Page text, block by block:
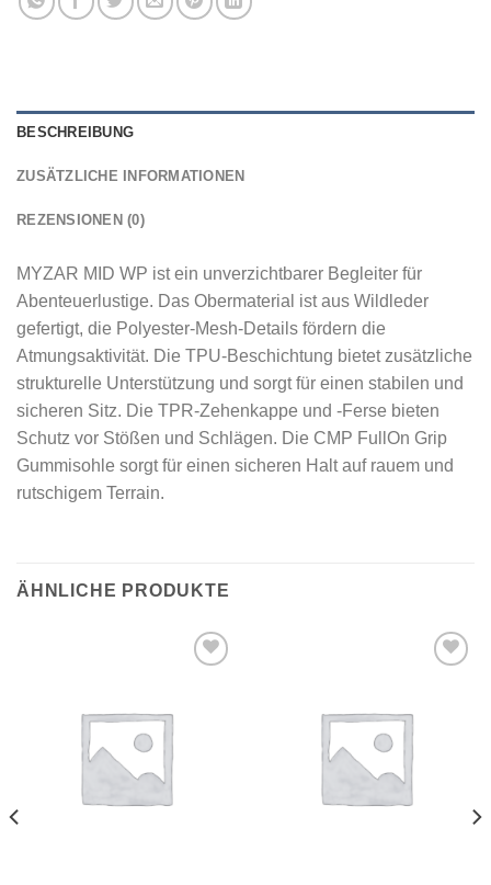
BESCHREIBUNG
ZUSÄTZLICHE INFORMATIONEN
REZENSIONEN (0)
MYZAR MID WP ist ein unverzichtbarer Begleiter für
Abenteuerlustige. Das Obermaterial ist aus Wildleder
gefertigt, die Polyester-Mesh-Details fördern die
Atmungsaktivität. Die TPU-Beschichtung bietet zusätzliche
strukturelle Unterstützung und sorgt für einen stabilen und
sicheren Sitz. Die TPR-Zehenkappe und -Ferse bieten
Schutz vor Stößen und Schlägen. Die CMP FullOn Grip
Gummisohle sorgt für einen sicheren Halt auf rauem und
rutschigem Terrain.
ÄHNLICHE PRODUKTE